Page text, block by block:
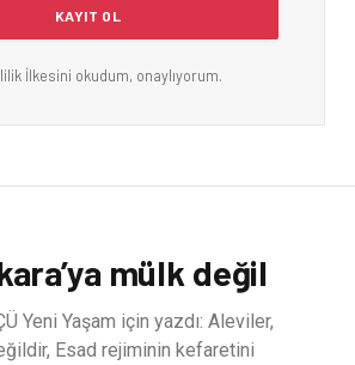
İlkesini okudum, onaylıyorum.
mülk değil
Yeni Yaşam için yazdı: Aleviler,
Esad rejiminin kefaretini